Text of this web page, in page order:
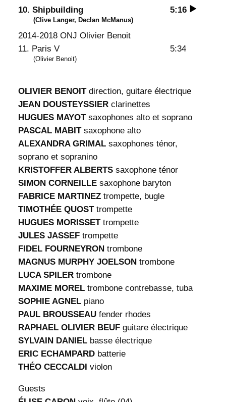
10. Shipbuilding
(Clive Langer, Declan McManus)
5:16
2014-2018 ONJ Olivier Benoit
11. Paris V
(Olivier Benoit)
5:34
OLIVIER BENOIT direction, guitare électrique
JEAN DOUSTEYSSIER clarinettes
HUGUES MAYOT saxophones alto et soprano
PASCAL MABITsaxophone alto
ALEXANDRA GRIMAL saxophones ténor,
soprano et sopranino
KRISTOFFER ALBERTSsaxophone ténor
SIMON CORNEILLEsaxophone baryton
FABRICE MARTINEZtrompette, bugle
TIMOTHÉE QUOST trompette
HUGUES MORISSETtrompette
JULES JASSEFtrompette
FIDEL FOURNEYRON trombone
MAGNUS MURPHY JOELSONtrombone
LUCA SPILERtrombone
MAXIME MORELtrombone contrebasse, tuba
SOPHIE AGNELpiano
PAUL BROUSSEAU fender rhodes
RAPHAEL OLIVIER BEUFguitare électrique
SYLVAIN DANIEL basse électrique
ERIC ECHAMPARD batterie
THÉO CECCALDI violon
Guests